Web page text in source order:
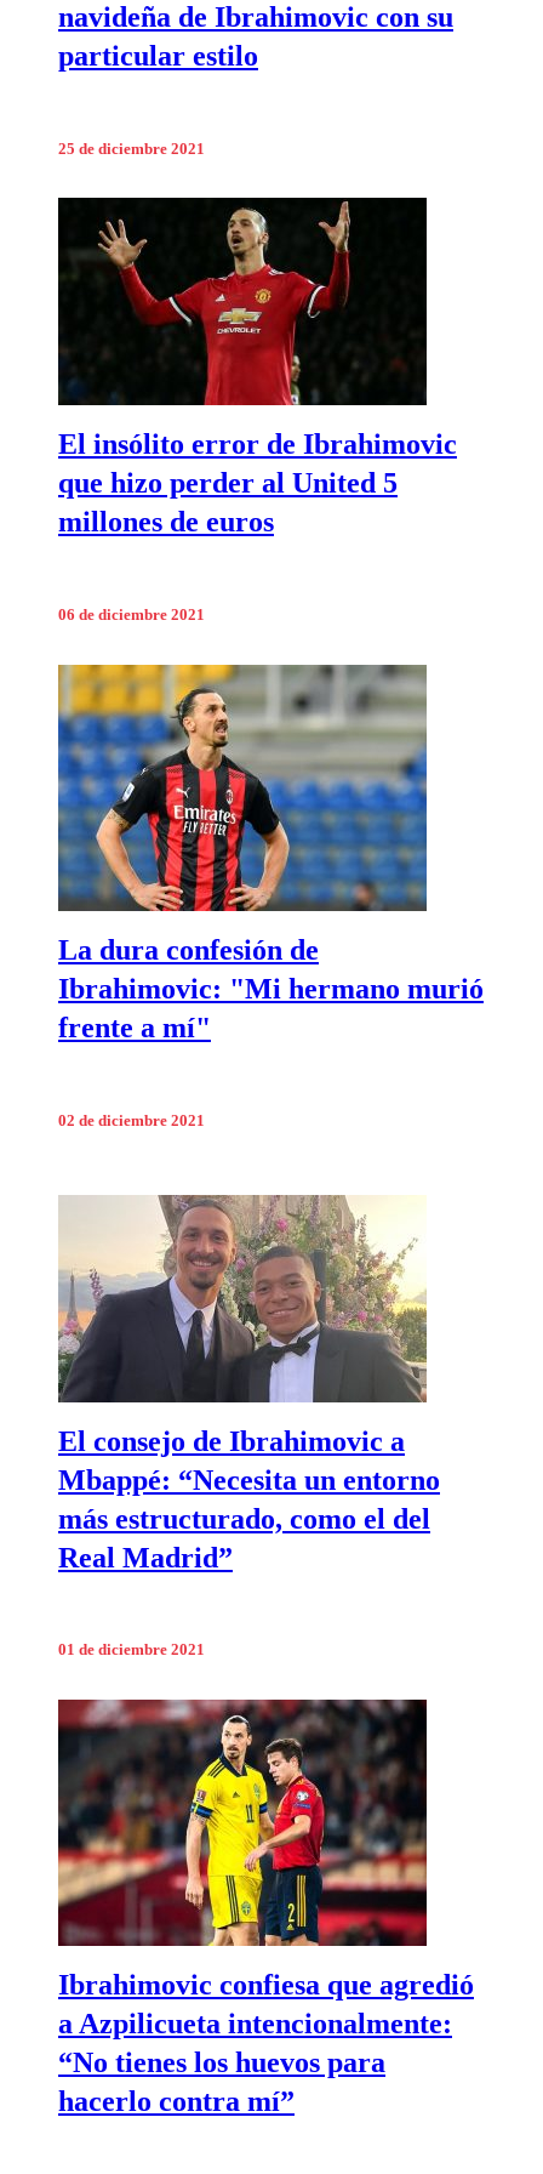
navideña de Ibrahimovic con su
particular estilo
25 de diciembre 2021
El insólito error de Ibrahimovic
que hizo perder al United 5
millones de euros
06 de diciembre 2021
La dura confesión de
Ibrahimovic: "Mi hermano murió
frente a mí"
02 de diciembre 2021
El consejo de Ibrahimovic a
Mbappé: “Necesita un entorno
más estructurado, como el del
Real Madrid”
01 de diciembre 2021
Ibrahimovic confiesa que agredió
a Azpilicueta intencionalmente:
“No tienes los huevos para
hacerlo contra mí”